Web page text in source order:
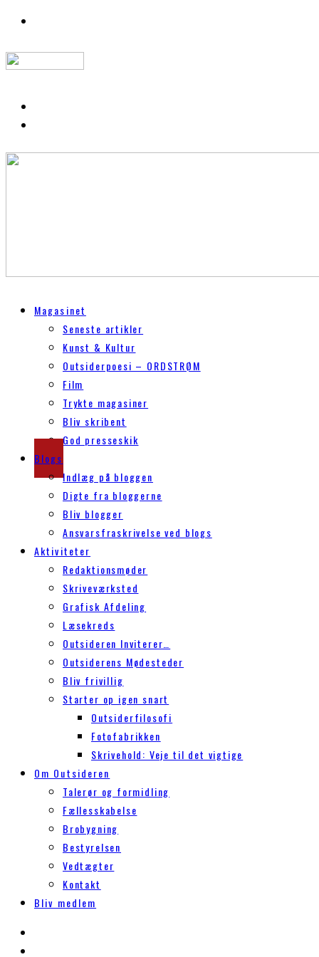
Magasinet
Seneste artikler
Kunst & Kultur
Outsiderpoesi – ORDSTRØM
Film
Trykte magasiner
Bliv skribent
God presseskik
Blogs
Indlæg på bloggen
Digte fra bloggerne
Bliv blogger
Ansvarsfraskrivelse ved blogs
Aktiviteter
Redaktionsmøder
Skriveværksted
Grafisk Afdeling
Læsekreds
Outsideren Inviterer…
Outsiderens Mødesteder
Bliv frivillig
Starter op igen snart
Outsiderfilosofi
Fotofabrikken
Skrivehold: Veje til det vigtige
Om Outsideren
Talerør og formidling
Fællesskabelse
Brobygning
Bestyrelsen
Vedtægter
Kontakt
Bliv medlem